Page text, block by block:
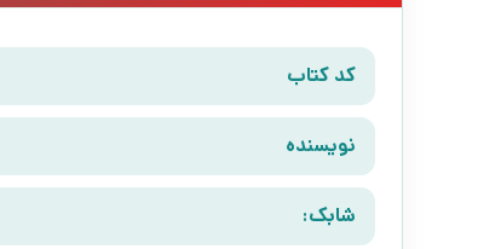
کد کتاب
نویسنده
شابک: